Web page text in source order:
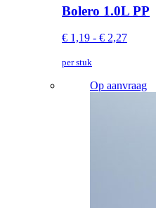
Bolero 1.0L PP
€ 1,19 - € 2,27
per stuk
Op aanvraag